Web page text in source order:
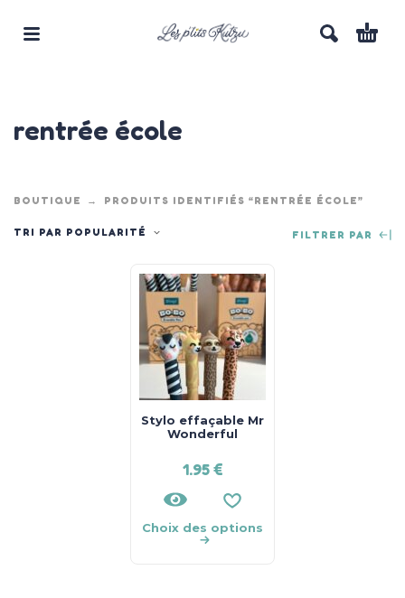
rentrée école
BOUTIQUE PRODUITS IDENTIFIÉS “RENTRÉE ÉCOLE”
TRI PAR POPULARITÉ FILTRER PAR
Stylo effaçable Mr
Wonderful
1.95€
Choix des options